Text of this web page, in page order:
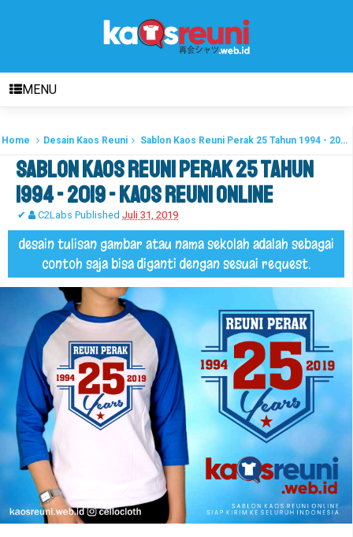
MENU
Home Desain Kaos Reuni Sablon Kaos Reuni Perak 25 Tahun 1994 - 2019 - Kaos Reuni Online
Sablon Kaos Reuni Perak 25 Tahun
1994 - 2019 - Kaos Reuni Online
✔ C2Labs Published Juli 31, 2019
desain tulisan gambar atau nama sekolah adalah sebagai
contoh saja bisa diganti dengan sesuai request.